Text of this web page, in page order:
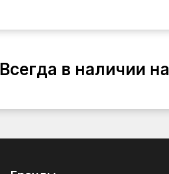
Всегда в наличии